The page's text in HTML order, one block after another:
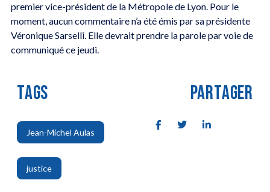
premier vice-président de la Métropole de Lyon. Pour le
moment, aucun commentaire n’a été émis par sa présidente
Véronique Sarselli. Elle devrait prendre la parole par voie de
communiqué ce jeudi.
TAGS
Jean-Michel Aulas
,
justice
,
PARTAGER